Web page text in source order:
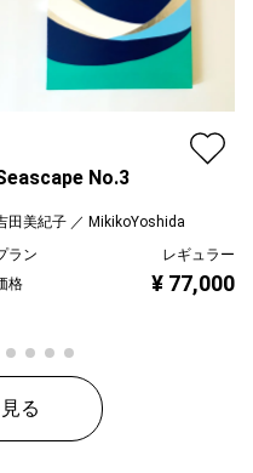
No.3
田美紀子 ／ MikikoYoshida
ラン
レギュラー
格
¥ 77,000
る